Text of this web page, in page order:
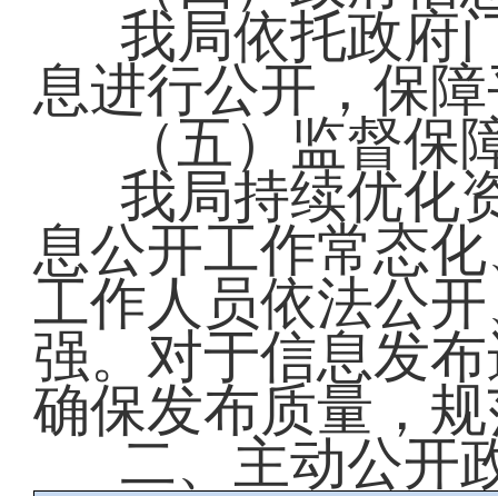
我局依托政府
息进行公开，保
（五）监督保
我局持续优化
息公开工作常态
工作人员依法公
强。对于信息发
确保发布质量，
二、主动公开